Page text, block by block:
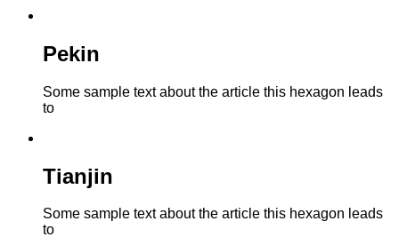
Pekin
Some sample text about the article this hexagon leads
to
Tianjin
Some sample text about the article this hexagon leads
to